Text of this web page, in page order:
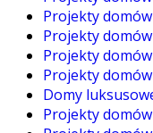
Projekty
Projekty
Projekty
Projekty
Domy
Projekty